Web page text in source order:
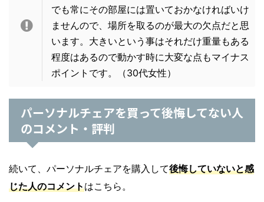
でも常にその部屋には置いておかなければいけ
ませんので、場所を取るのが最大の欠点だと思
います。大きいという事はそれだけ重量もある
程度はあるので動かす時に大変な点もマイナス
ポイントです。
（30代女性）
パーソナルチェアを買って後悔してない人
のコメント・評判
続いて、パーソナルチェアを購入して後悔していないと感
じた人のコメントはこちら。